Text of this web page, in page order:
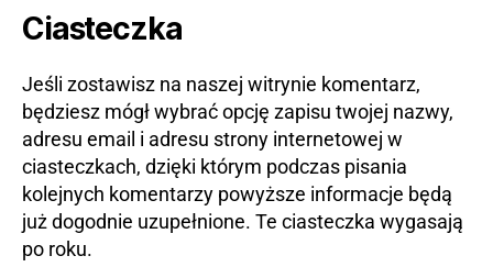
Ciasteczka
Jeśli zostawisz na naszej witrynie komentarz,
będziesz mógł wybrać opcję zapisu twojej nazwy,
adresu email i adresu strony internetowej w
ciasteczkach, dzięki którym podczas pisania
kolejnych komentarzy powyższe informacje będą
już dogodnie uzupełnione. Te ciasteczka wygasają
po roku.